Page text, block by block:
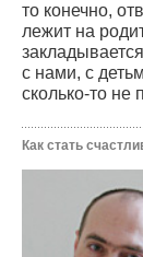
то конечно,
лежит на
с нами, с
сколько-то
Как стать